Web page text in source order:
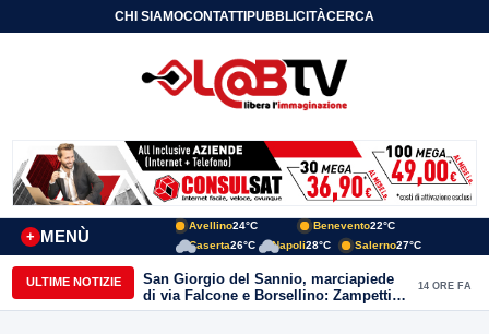
CHI SIAMOCONTATTIPUBBLICITÀCERCA
MENÙ
+
Avellino24°C Benevento22°C
Caserta26°C Napoli28°C Salerno27°C
ULTIME NOTIZIE
San Giorgio del Sannio, marciapiede
di via Falcone e Borsellino: Zampetti e
Lombardi replicano alle polemiche
14 ORE FA